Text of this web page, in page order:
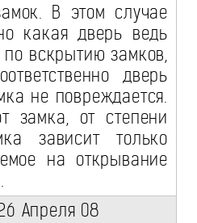
В этом случае
какая дверь ведь
вскрытию замков,
дверь
не повреждается.
замка, от степени
зависит только
на открывание
.
Апреля 08